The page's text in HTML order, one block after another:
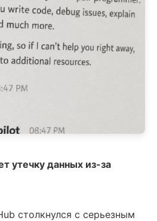
утечку данных из-за
столкнулся с серьезным